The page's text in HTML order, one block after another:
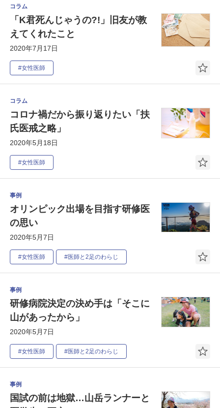
コラム
「K君死んじゃうの?!」旧友が教
えてくれたこと
2020年7月17日
#女性医師
コラム
コロナ禍だから振り返りたい「扶
氏医戒之略」
2020年5月18日
#女性医師
事例
オリンピック出場を目指す研修医
の思い
2020年5月7日
#女性医師 #医師と2足のわらじ
事例
研修病院決定の決め手は「そこに
山があったから」
2020年5月7日
#女性医師 #医師と2足のわらじ
事例
国試の前は地獄…山岳ランナーと